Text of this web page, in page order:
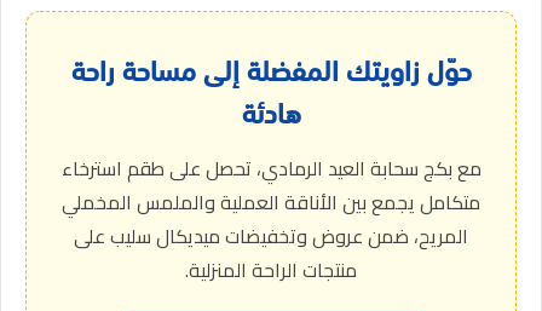
حوّل زاويتك المفضلة إلى مساحة راحة
هادئة
مع بكج سحابة العيد الرمادي، تحصل على طقم استرخاء
متكامل يجمع بين الأناقة العملية والملمس المخملي
المريح، ضمن عروض وتخفيضات ميديكال سليب على
منتجات الراحة المنزلية.